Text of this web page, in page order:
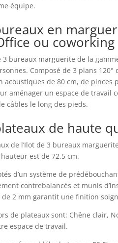
équipe.
en
ou coworking
3 bureaux marguerite de la
Composé de 3 plans
acoustiques de 80 cm, de pinces
aménager un espace de travail
câbles le long des pieds.
de haute
de l’Ilot de 3 bureaux
est de 72,5 cm.
d’un système de
contrebalancés et munis
de 2 mm garantit une finition
de plateaux sont: Chêne clair,
espace de travail.